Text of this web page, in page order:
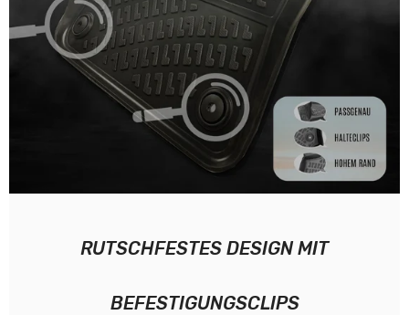
RUTSCHFESTES DESIGN MIT
BEFESTIGUNGSCLIPS